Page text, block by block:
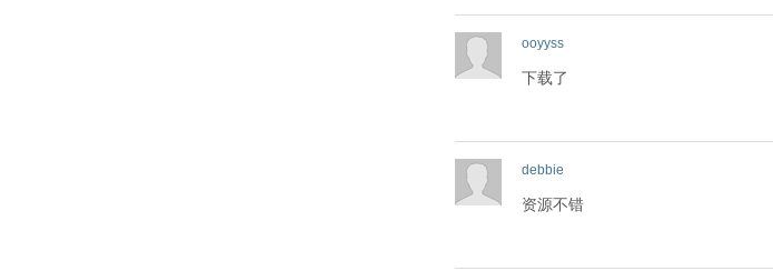
ooyyss
下载了
debbie
资源不错